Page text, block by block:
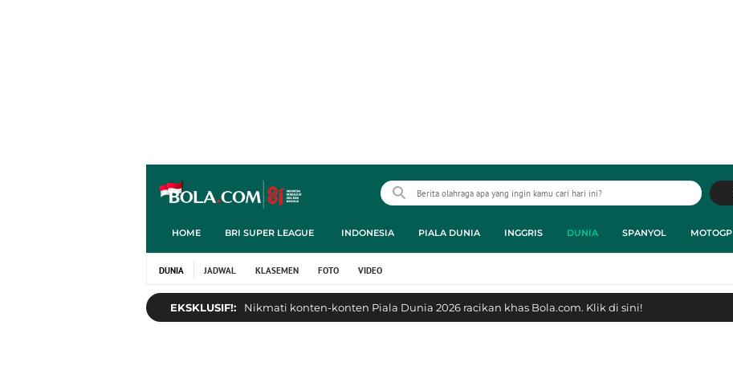
HOME BRI SUPER LEAGUE INDONESIA PIALA DUNIA INGGRIS DUNIA SPANYOL MOTOGP
DUNIA JADWAL KLASEMEN FOTO VIDEO
EKSKLUSIF!: Nikmati konten-konten Piala Dunia 2026 racikan khas Bola.com. Klik di sini!